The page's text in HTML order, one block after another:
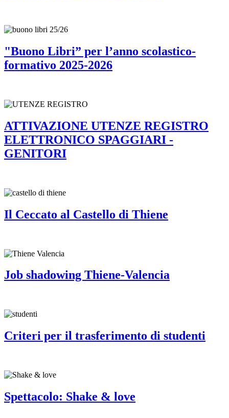
"Buono Libri” per l’anno scolastico-
formativo 2025-2026
ATTIVAZIONE UTENZE REGISTRO
ELETTRONICO SPAGGIARI -
GENITORI
Il Ceccato al Castello di Thiene
Job shadowing Thiene-Valencia
Criteri per il trasferimento di studenti
Spettacolo: Shake & love